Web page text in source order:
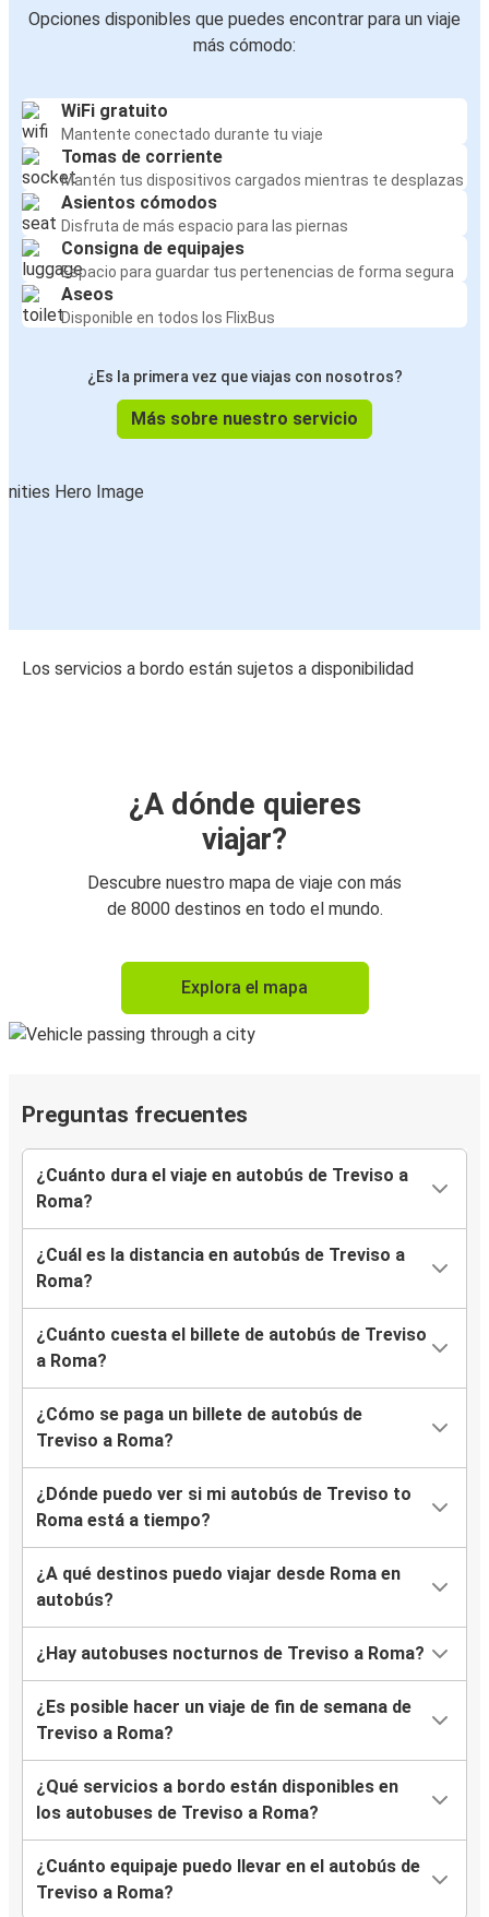
Opciones disponibles que puedes encontrar para un viaje
más cómodo:
WiFi gratuito
Mantente conectado durante tu viaje
Tomas de corriente
Mantén tus dispositivos cargados mientras te desplazas
Asientos cómodos
Disfruta de más espacio para las piernas
Consigna de equipajes
Espacio para guardar tus pertenencias de forma segura
Aseos
Disponible en todos los FlixBus
¿Es la primera vez que viajas con nosotros?
Más sobre nuestro servicio
Los servicios a bordo están sujetos a disponibilidad
¿A dónde quieres
viajar?
Descubre nuestro mapa de viaje con más
de 8000 destinos en todo el mundo.
Explora el mapa
Preguntas frecuentes
¿Cuánto dura el viaje en autobús de Treviso a
Roma?
¿Cuál es la distancia en autobús de Treviso a
Roma?
¿Cuánto cuesta el billete de autobús de Treviso
a Roma?
¿Cómo se paga un billete de autobús de
Treviso a Roma?
¿Dónde puedo ver si mi autobús de Treviso to
Roma está a tiempo?
¿A qué destinos puedo viajar desde Roma en
autobús?
¿Hay autobuses nocturnos de Treviso a Roma?
¿Es posible hacer un viaje de fin de semana de
Treviso a Roma?
¿Qué servicios a bordo están disponibles en
los autobuses de Treviso a Roma?
¿Cuánto equipaje puedo llevar en el autobús de
Treviso a Roma?